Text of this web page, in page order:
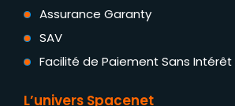
Assurance Garanty
SAV
Facilité de Paiement Sans Intérêt
L’univers Spacenet